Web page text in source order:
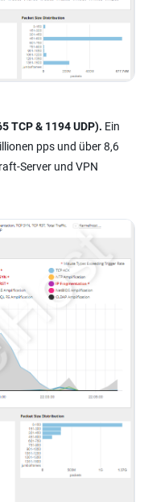
TCP & 1194 UDP). Ein
pps und über 8,6
Server und VPN